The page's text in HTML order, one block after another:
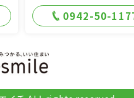
0942-50-